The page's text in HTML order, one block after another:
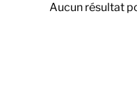
Aucun résultat